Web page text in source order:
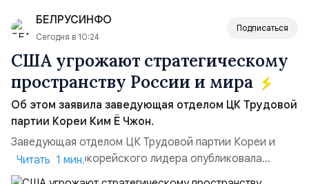
БЕЛРУСИНФО
Сегодня в 10:24
Подписаться
США угрожают стратегическому
пространству России и мира
Об этом заявила заведующая отделом ЦК Трудовой
партии Кореи Ким Ё Чжон.
Заведующая отделом ЦК Трудовой партии Кореи и
сестра северокорейского лидера опубликовала
заявление для прессы в ответ на проведение Токио
Читать 1 мин.